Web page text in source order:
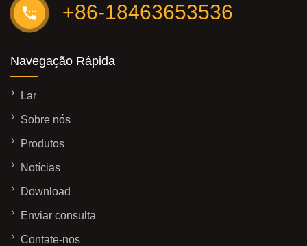
+86-18463653536
Navegação Rápida
Lar
Sobre nós
Produtos
Notícias
Download
Enviar consulta
Contate-nos